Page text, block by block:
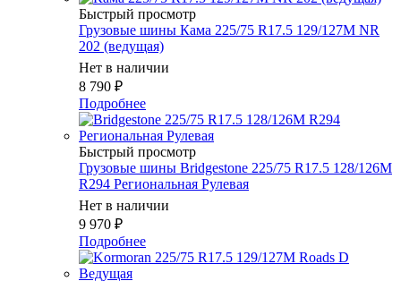
Быстрый просмотр
Грузовые шины Кама 225/75 R17.5 129/127M NR
202 (ведущая)
Нет в наличии
8 790 ₽
Подробнее
Быстрый просмотр
Грузовые шины Bridgestone 225/75 R17.5 128/126M
R294 Региональная Рулевая
Нет в наличии
9 970 ₽
Подробнее